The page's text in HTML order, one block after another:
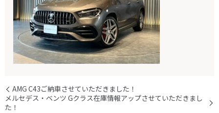
AMG C43ご納車させていただきました！
メルセデス・ベンツ Gクラス在庫情報アップさせていただきまし
た！